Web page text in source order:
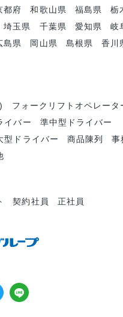
都府 和歌山県 福島県
栃
埼玉県 千葉県 愛知県
岐
島県 岡山県 島根県
香川
フォークリフトオペレータ
イバー
準中型ドライバー
型ドライバー 商品陳列
事
契約社員 正社員